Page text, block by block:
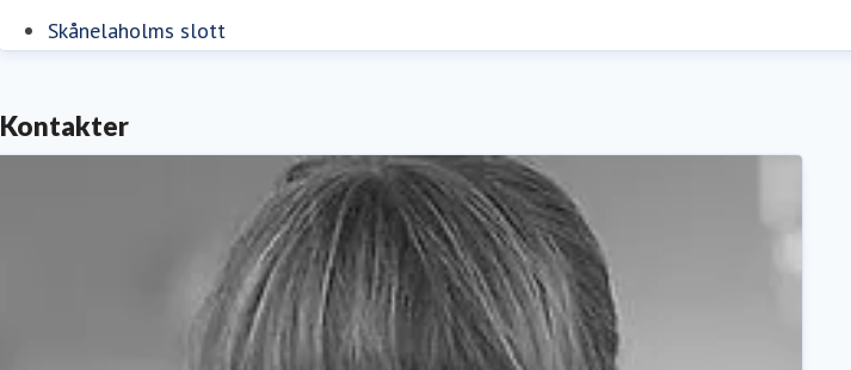
Skånelaholms slott
Kontakter